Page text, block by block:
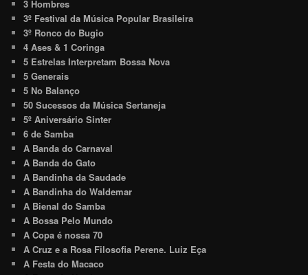
3 Hombres
3º Festival da Música Popular Brasileira
3º Ronco do Bugio
4 Ases & 1 Coringa
5 Estrelas Interpretam Bossa Nova
5 Generais
5 No Balanço
50 Sucessos da Música Sertaneja
5º Aniversário Sinter
6 de Samba
A Banda do Carnaval
A Banda do Gato
A Bandinha da Saudade
A Bandinha do Waldemar
A Bienal do Samba
A Bossa Pelo Mundo
A Copa é nossa 70
A Cruz e a Rosa Filosofia Perene. Luiz Eça
A Festa do Macaco